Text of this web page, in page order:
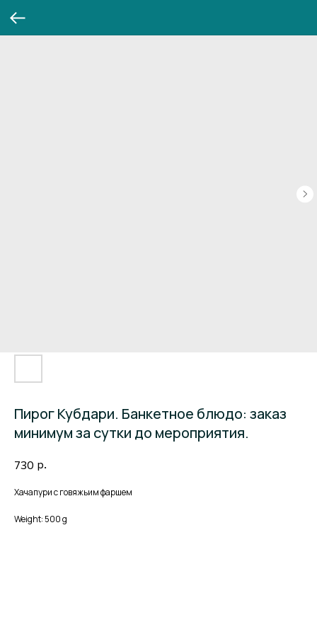
Пирог Кубдари. Банкетное блюдо: заказ
минимум за сутки до мероприятия.
730 р.
Хачапури с говяжьим фаршем
Weight: 500 g